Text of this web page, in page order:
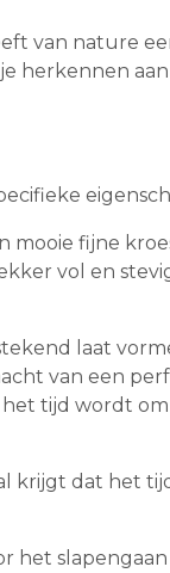
van nature
herkennen
fijne
vol en
laat
van een
tijd wordt om
krijgt dat het
slapengaan